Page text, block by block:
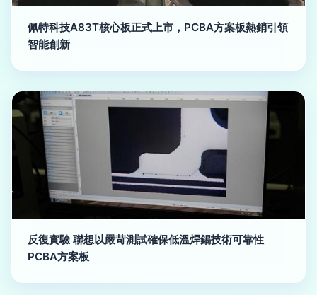
佩特科技A83T核心板正式上市，PCBA方案板熱銷引領
智能創新
反復實驗 聯想以嚴苛測試確保低溫焊錫技術可靠性
PCBA方案板